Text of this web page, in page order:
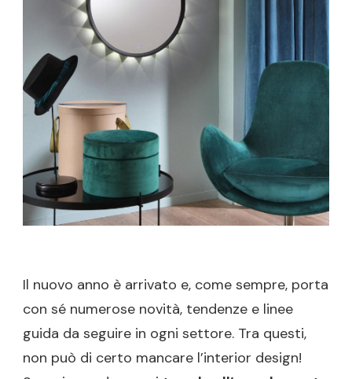
Il nuovo anno è arrivato e, come sempre, porta
con sé numerose novità, tendenze e linee
guida da seguire in ogni settore. Tra questi,
non può di certo mancare l’interior design!